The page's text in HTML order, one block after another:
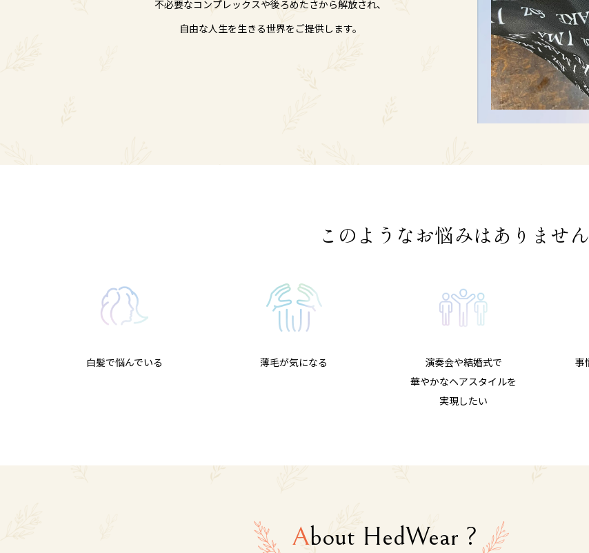
不必要なコンプレックスや後ろめたさから解放され、
自由な人生を生きる世界をご提供します。
このようなお悩みはありませ
白髪で悩んでいる 薄毛が気になる
演奏会や結婚式で
華やかなヘアスタイルを
実現したい
事
About HedWear ?